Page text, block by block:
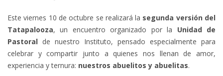
Este viernes 10 de octubre se realizará la segunda versión del
Tatapalooza, un encuentro organizado por la Unidad de
Pastoral de nuestro Instituto, pensado especialmente para
celebrar y compartir junto a quienes nos llenan de amor,
experiencia y ternura: nuestros abuelitos y abuelitas.